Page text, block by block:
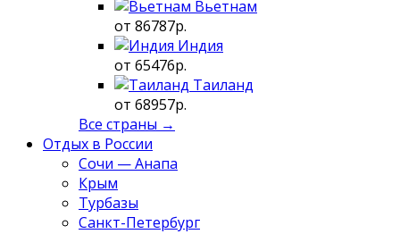
Вьетнам
от 86787р.
Индия
от 65476р.
Таиланд
от 68957р.
Все страны →
Отдых в России
Сочи — Анапа
Крым
Турбазы
Санкт-Петербург